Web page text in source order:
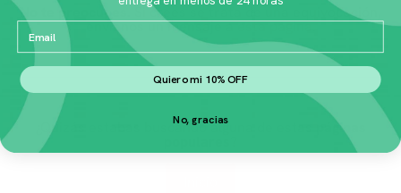
No te preocupes. Si crees se trata de una equivocación,
envíanos un mensaje aesta página.
¿Quizás estabas buscando alguna de estas páginas
Email
Quiero mi 10% OFF
No, gracias